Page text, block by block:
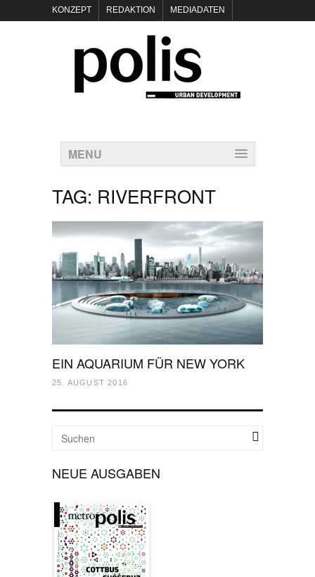
KONZEPT REDAKTION MEDIADATEN
POLIS KEYNOTES
KONTAKT DATENSCHUTZ IMPRESSUM
MENU
TAG: RIVERFRONT
EIN AQUARIUM FÜR NEW YORK
25. AUGUST 2016
NEUE AUSGABEN